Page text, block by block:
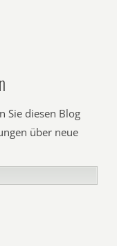
Sie diesen Blog
über neue